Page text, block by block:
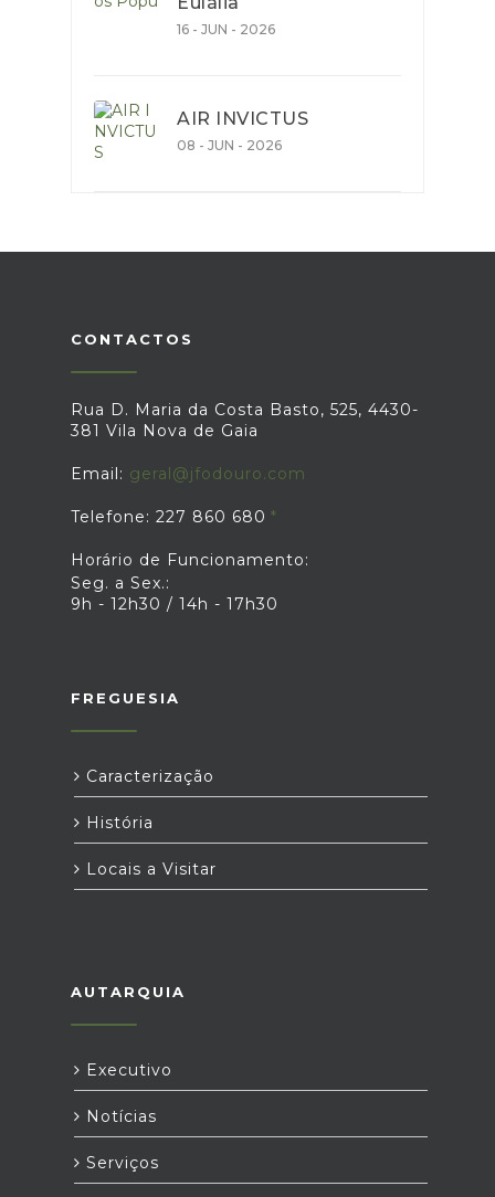
16 - JUN - 2026
AIR INVICTUS
08 - JUN - 2026
CONTACTOS
Rua D. Maria da Costa Basto, 525, 4430-
381 Vila Nova de Gaia
Email: geral@jfodouro.com
Telefone: 227 860 680
Horário de Funcionamento:
Seg. a Sex.:
9h - 12h30 / 14h - 17h30
FREGUESIA
Caracterização
História
Locais a Visitar
AUTARQUIA
Executivo
Notícias
Serviços